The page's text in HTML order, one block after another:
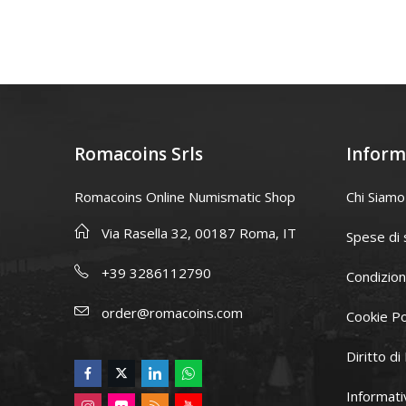
Romacoins Srls
Romacoins Online Numismatic Shop
Via Rasella 32, 00187 Roma, IT
+39 3286112790
order@romacoins.com
Chi Siamo
Spese di
Cookie
Diritto di